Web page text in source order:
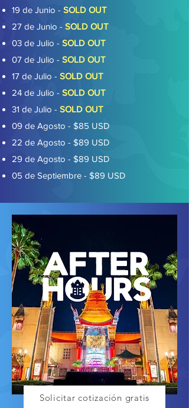
19 de Junio - SOLD OUT
27 de Junio - SOLD OUT
03 de Julio - SOLD OUT
07 de Julio - SOLD OUT
17 de Julio - SOLD OUT
24 de Julio - SOLD OUT
31 de Julio - SOLD OUT
09 de Agosto - $85 USD
22 de Agosto - $89 USD
29 de Agosto - $89 USD
05 de Septiembre - $89 USD
Solicitar cotización gratis